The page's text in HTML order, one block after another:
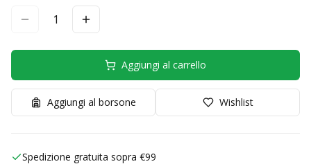
1
Aggiungi al carrello
Aggiungi al borsone Wishlist
Spedizione gratuita sopra €99